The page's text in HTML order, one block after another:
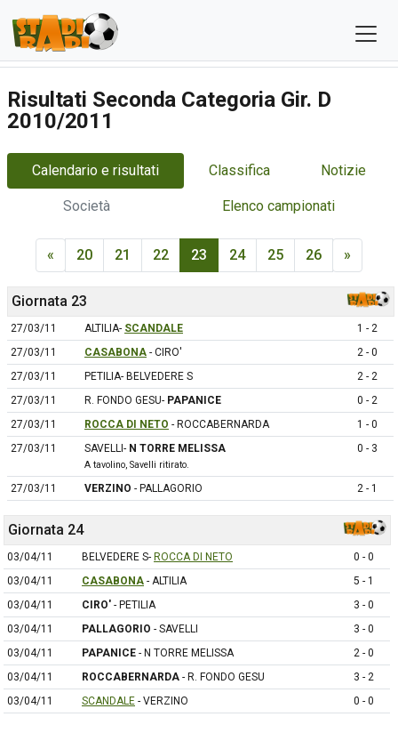
Risultati Seconda Categoria Gir. D
2010/2011
Calendario e risultati Classifica Notizie
Società Elenco campionati
« 20 21 22 23 24 25 26 »
Giornata 23
27/03/11 ALTILIA- SCANDALE
1 - 2
27/03/11
CASABONA - CIRO'
2 - 0
27/03/11
PETILIA- BELVEDERE S
2 - 2
27/03/11
R. FONDO GESU- PAPANICE
0 - 2
27/03/11
ROCCA DI NETO - ROCCABERNARDA
1 - 0
27/03/11
SAVELLI- N TORRE MELISSA
A tavolino, Savelli ritirato.
0 - 3
27/03/11 VERZINO - PALLAGORIO 2 - 1
Giornata 24
03/04/11 BELVEDERE S- ROCCA DI NETO
0 - 0
03/04/11
CASABONA - ALTILIA
5 - 1
03/04/11
CIRO' - PETILIA
3 - 0
03/04/11
PALLAGORIO - SAVELLI
3 - 0
03/04/11
PAPANICE - N TORRE MELISSA
2 - 0
03/04/11
ROCCABERNARDA - R. FONDO GESU
3 - 2
03/04/11
SCANDALE - VERZINO 0 - 0